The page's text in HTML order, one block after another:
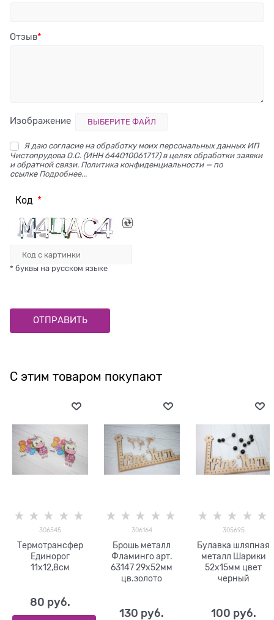
Отзыв
Изображение ВЫБЕРИТЕ ФАЙЛ
Я даю согласие на обработку моих персональных данных ИП
Чистопрудова О.С. (ИНН 644010061717) в целях обработки заявки
и обратной связи. Политика конфиденциальности — по
ссылке Подробнее...
Код
* буквы на русском языке
С этим товаром покупают
306545
Термотрансфер
Единорог
11х12,8см
80 руб.
306164
Брошь металл
Фламинго арт.
63147 29х52мм
цв.золото
130 руб.
305695
Булавка шляпная
металл Шарики
52х15мм цвет
черный
100 руб.